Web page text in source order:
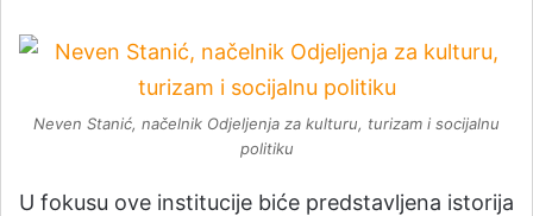
Neven Stanić, načelnik Odjeljenja za kulturu, turizam i socijalnu
politiku
U fokusu ove institucije biće predstavljena istorija